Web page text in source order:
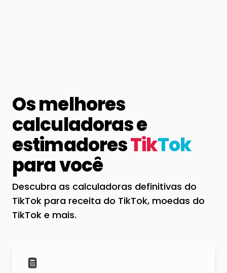
Os melhores
calculadoras e
estimadoresTikTok
para você
Descubra as calculadoras definitivas do
TikTok para receita do TikTok, moedas do
TikTok e mais.